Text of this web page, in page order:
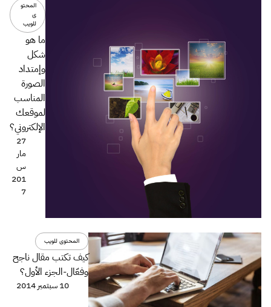
المحتو
ى
للويب
ما هو
شكل
وإمتداد
الصورة
المناسب
لموقعك
الإلكتروني؟
27
مار
س
201
7
المحتوى للويب
كيف تكتب مقال ناجح
وفعّال-الجزء اﻷول؟
10 سبتمبر 2014